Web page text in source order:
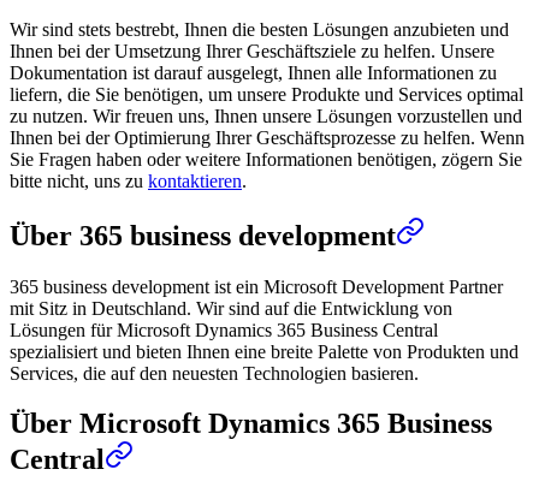
Wir sind stets bestrebt, Ihnen die besten Lösungen anzubieten und
Ihnen bei der Umsetzung Ihrer Geschäftsziele zu helfen. Unsere
Dokumentation ist darauf ausgelegt, Ihnen alle Informationen zu
liefern, die Sie benötigen, um unsere Produkte und Services optimal
zu nutzen. Wir freuen uns, Ihnen unsere Lösungen vorzustellen und
Ihnen bei der Optimierung Ihrer Geschäftsprozesse zu helfen. Wenn
Sie Fragen haben oder weitere Informationen benötigen, zögern Sie
bitte nicht, uns zu kontaktieren.
Über 365 business development
365 business development ist ein Microsoft Development Partner
mit Sitz in Deutschland. Wir sind auf die Entwicklung von
Lösungen für Microsoft Dynamics 365 Business Central
spezialisiert und bieten Ihnen eine breite Palette von Produkten und
Services, die auf den neuesten Technologien basieren.
Über Microsoft Dynamics 365 Business
Central